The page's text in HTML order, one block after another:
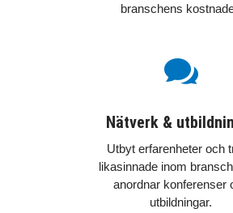
branschens

Nätverk &
Utbyt erfarenheter och
likasinnade inom
anordnar konferenser
utbildningar.